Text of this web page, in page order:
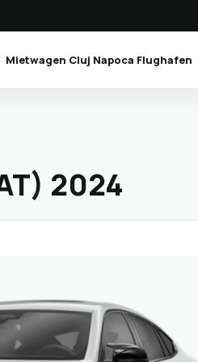
Mietwagen Cluj Napoca Flughafen
2024